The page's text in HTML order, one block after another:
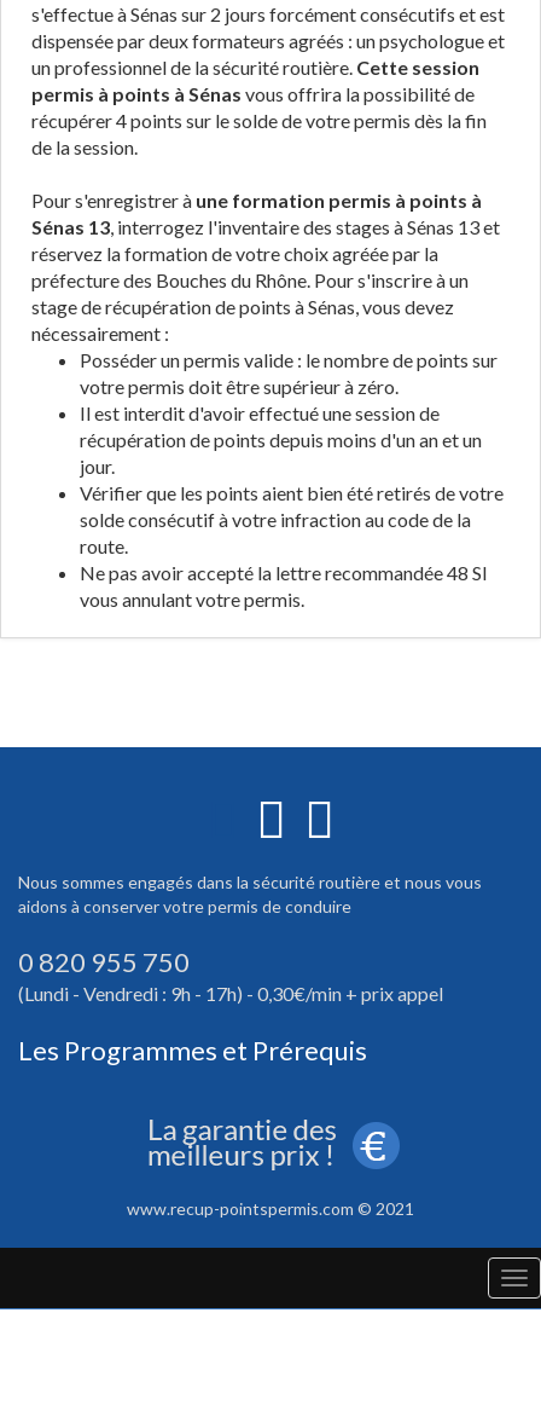
s'effectue à Sénas sur 2 jours forcément consécutifs et est
dispensée par deux formateurs agréés : un psychologue et
un professionnel de la sécurité routière. Cette session
permis à points à Sénas vous offrira la possibilité de
récupérer 4 points sur le solde de votre permis dès la fin
de la session.
Pour s'enregistrer à une formation permis à points à
Sénas 13, interrogez l'inventaire des stages à Sénas 13 et
réservez la formation de votre choix agréée par la
préfecture des Bouches du Rhône. Pour s'inscrire à un
stage de récupération de points à Sénas, vous devez
nécessairement :
Posséder un permis valide : le nombre de points sur
votre permis doit être supérieur à zéro.
Il est interdit d'avoir effectué une session de
récupération de points depuis moins d'un an et un
jour.
Vérifier que les points aient bien été retirés de votre
solde consécutif à votre infraction au code de la
route.
Ne pas avoir accepté la lettre recommandée 48 SI
vous annulant votre permis.
Nous sommes engagés dans la sécurité routière et nous vous
aidons à conserver votre permis de conduire
0 820 955 750
(Lundi - Vendredi : 9h - 17h) - 0,30€/min + prix appel
Les Programmes et Prérequis
www.recup-pointspermis.com © 2021